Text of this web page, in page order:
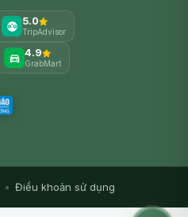
5.0
TripAdvisor
4.9
GrabMart
• Điều khoản sử dụng